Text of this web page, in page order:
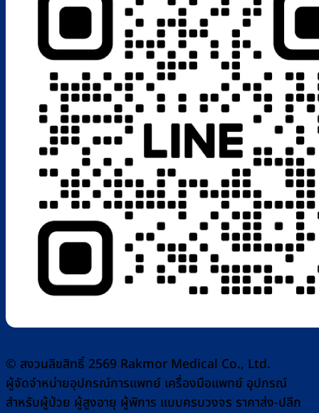
© สงวนลิขสิทธิ์ 2569 Rakmor Medical Co., Ltd.
ผู้จัดจำหน่ายอุปกรณ์การแพทย์ เครื่องมือแพทย์ อุปกรณ์
สำหรับผู้ป่วย ผู้สูงอายุ ผู้พิการ แบบครบวงจร ราคาส่ง-ปลีก